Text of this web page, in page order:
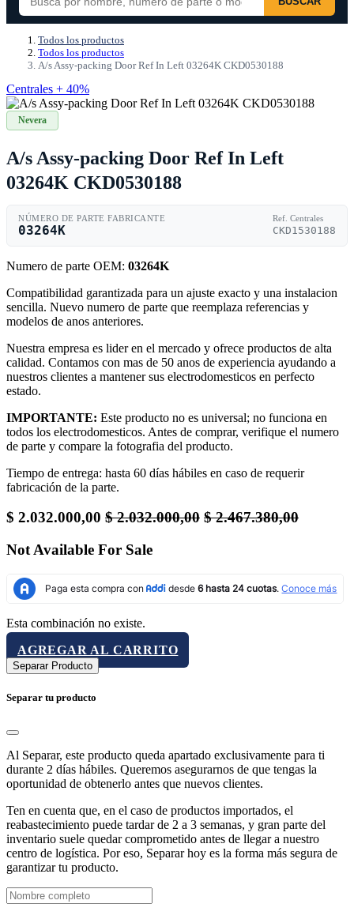
Todos los productos
Todos los productos
A/s Assy-packing Door Ref In Left 03264K CKD0530188
Centrales + 40%
Nevera
A/s Assy-packing Door Ref In Left
03264K CKD0530188
NÚMERO DE PARTE FABRICANTE
03264K
Ref. Centrales
CKD1530188
Numero de parte OEM: 03264K
Compatibilidad garantizada para un ajuste exacto y una instalacion
sencilla. Nuevo numero de parte que reemplaza referencias y
modelos de anos anteriores.
Nuestra empresa es lider en el mercado y ofrece productos de alta
calidad. Contamos con mas de 50 anos de experiencia ayudando a
nuestros clientes a mantener sus electrodomesticos en perfecto
estado.
IMPORTANTE: Este producto no es universal; no funciona en
todos los electrodomesticos. Antes de comprar, verifique el numero
de parte y compare la fotografia del producto.
Tiempo de entrega: hasta 60 días hábiles en caso de requerir
fabricación de la parte.
$ 2.032.000,00 $2.032.000,00 $2.467.380,00
Not Available For Sale
Esta combinación no existe.
AGREGAR AL CARRITO
Separar Producto
Separar tu producto
Al Separar, este producto queda apartado exclusivamente para ti
durante 2 días hábiles. Queremos asegurarnos de que tengas la
oportunidad de obtenerlo antes que nuevos clientes.
Ten en cuenta que, en el caso de productos importados, el
reabastecimiento puede tardar de 2 a 3 semanas, y gran parte del
inventario suele quedar comprometido antes de llegar a nuestro
centro de logística. Por eso, Separar hoy es la forma más segura de
garantizar tu producto.